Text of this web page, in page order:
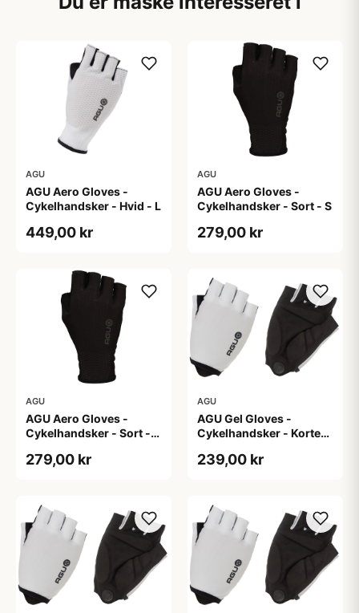
AGU
AGU Aero Gloves -
Cykelhandsker - Hvid - L
449,00 kr
AGU
AGU Aero Gloves -
Cykelhandsker - Sort - S
279,00 kr
AGU
AGU Aero Gloves -
Cykelhandsker - Sort -
279,00 kr
AGU
AGU Gel Gloves -
Cykelhandsker - Korte
239,00 kr